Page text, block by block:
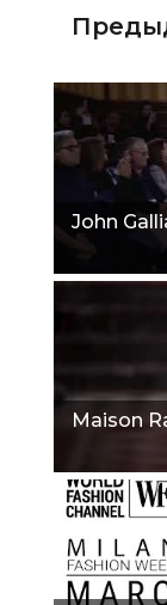
John
Maison